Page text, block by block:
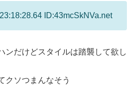
ID:43mcSkNVa.net
ンだけどスタイルは踏襲して欲し
クソつまんなそう